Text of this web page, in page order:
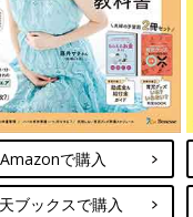
育=エッチな話をしな
ない最大の理由かもし
シーもなく全てを話さ
のプライバシーや尊厳
囲で話せばいいのでは
Amazonで購入
ブックスで購入